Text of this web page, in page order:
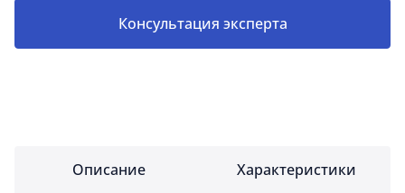
Консультация эксперта
Описание Характеристики